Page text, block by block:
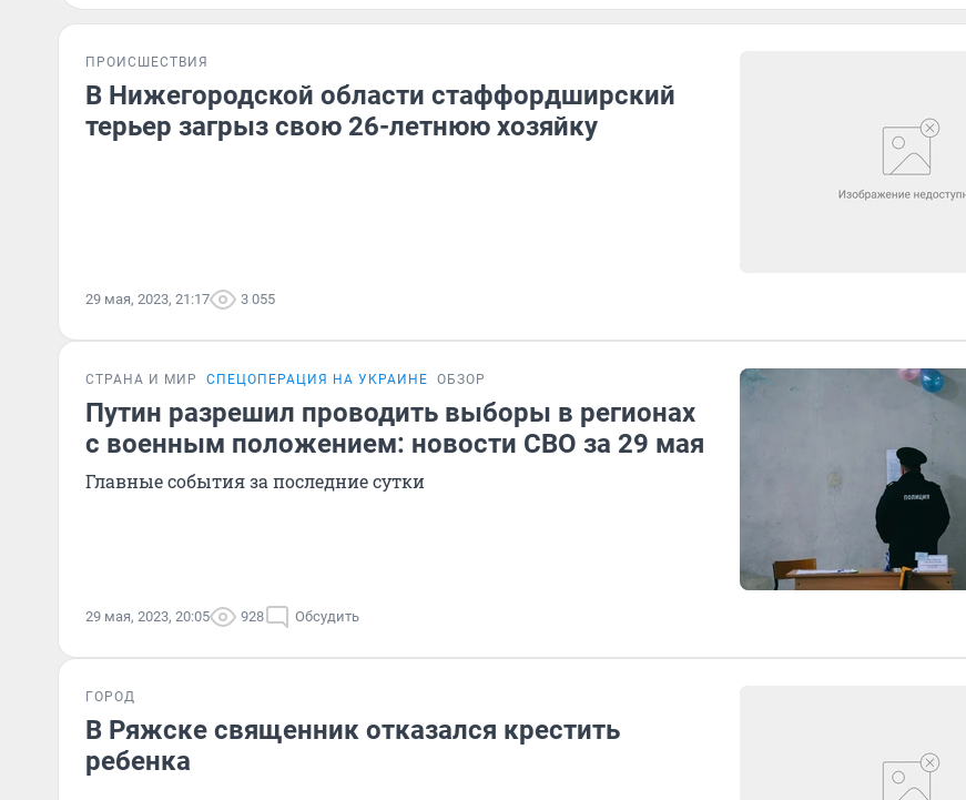
ПРОИСШЕСТВИЯ
В Нижегородской области стаффордширский
терьер загрыз свою 26-летнюю хозяйку
29 мая, 2023, 21:17 3 055
СТРАНА И МИР СПЕЦОПЕРАЦИЯ НА УКРАИНЕ ОБЗОР
Путин разрешил проводить выборы в регионах
с военным положением: новости СВО за 29 мая
Главные события за последние сутки
29 мая, 2023, 20:05 928 Обсудить
ГОРОД
В Ряжске священник отказался крестить
ребенка